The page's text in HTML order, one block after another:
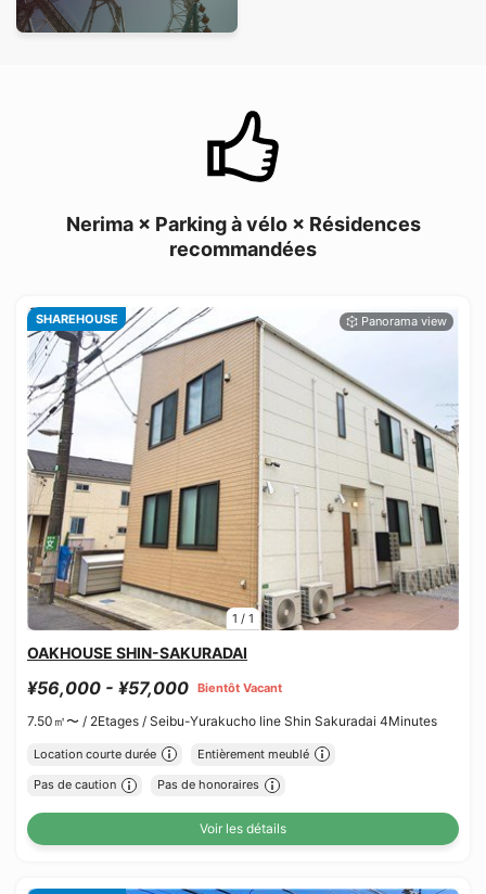
Nerima × Parking à vélo × Résidences
recommandées
1 / 1
SHAREHOUSE
OAKHOUSE SHIN-SAKURADAI
¥56,000 - ¥57,000 Bientôt Vacant
7.50㎡〜 / 2Etages / Seibu-Yurakucho line Shin Sakuradai 4Minutes
Location courte durée Entièrement meublé
Pas de caution Pas de honoraires
Voir les détails